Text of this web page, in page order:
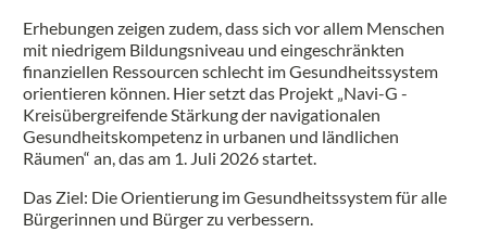
Erhebungen zeigen zudem, dass sich vor allem Menschen
mit niedrigem Bildungsniveau und eingeschränkten
finanziellen Ressourcen schlecht im Gesundheitssystem
orientieren können. Hier setzt das Projekt „Navi-G -
Kreisübergreifende Stärkung der navigationalen
Gesundheitskompetenz in urbanen und ländlichen
Räumen“ an, das am 1. Juli 2026 startet.
Das Ziel: Die Orientierung im Gesundheitssystem für alle
Bürgerinnen und Bürger zu verbessern.